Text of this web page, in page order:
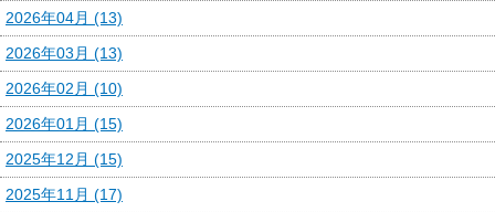
2026年04月 (13)
2026年03月 (13)
2026年02月 (10)
2026年01月 (15)
2025年12月 (15)
2025年11月 (17)